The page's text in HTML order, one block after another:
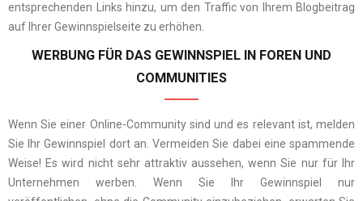
entsprechenden Links hinzu, um den Traffic von Ihrem Blogbeitrag
auf Ihrer Gewinnspielseite zu erhöhen.
WERBUNG FÜR DAS GEWINNSPIEL IN FOREN UND
COMMUNITIES
Wenn Sie einer Online-Community sind und es relevant ist, melden
Sie Ihr Gewinnspiel dort an. Vermeiden Sie dabei eine spammende
Weise! Es wird nicht sehr attraktiv aussehen, wenn Sie nur für Ihr
Unternehmen werben. Wenn Sie Ihr Gewinnspiel nur